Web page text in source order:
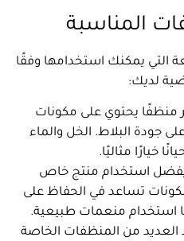
المناسبة
التي يمكنك استخدامها وفقًا
لديك:
منظفًا يحتوي على مكونات
جودة البلاط. الخل والماء
خيارًا مثاليًا.
استخدام منتج خاص
تساعد في الحفاظ على
استخدام منعمات طبيعية.
العديد من المنظفات الخاصة